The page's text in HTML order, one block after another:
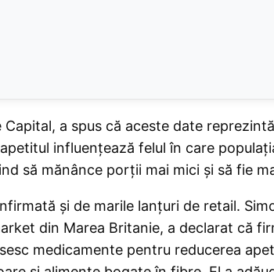
Capital, a spus că aceste date
influențează felul în care
să mănânce porții mai mici și să fie
și de marile lanțuri de retail.
din Marea Britanie, a declarat că
medicamente pentru reducerea